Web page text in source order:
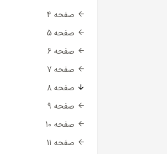
صفحه 4
صفحه 5
صفحه 6
صفحه 7
صفحه 8
صفحه 9
صفحه 10
صفحه 11